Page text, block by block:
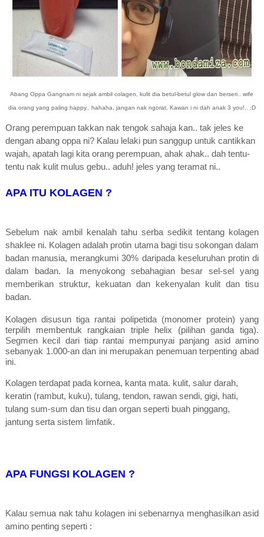
Abang Oppa Gangnam ni sejak ambil colagen, kulit dia betul-betul glow dan berseri.. wife
dia orang yang paling happy.. hahaha, jangan nak ngorat, Kawan i ni dah anak 3 you!.. :D
Orang perempuan takkan nak tengok sahaja kan.. tak jeles ke
dengan abang oppa ni? Kalau lelaki pun sanggup untuk cantikkan
wajah, apatah lagi kita orang perempuan, ahak ahak.. dah tentu-
tentu nak kulit mulus gebu.. aduh! jeles yang teramat ni..
APA ITU KOLAGEN ?
Sebelum nak ambil kenalah tahu serba sedikit tentang kolagen
shaklee ni. Kolagen adalah protin utama bagi tisu sokongan dalam
badan manusia, merangkumi 30% daripada keseluruhan protin di
dalam badan. Ia menyokong sebahagian besar sel-sel yang
memberikan struktur, kekuatan dan kekenyalan kulit dan tisu
badan.
Kolagen disusun tiga rantai polipetida (monomer protein) yang
terpilih membentuk rangkaian triple helix (pilihan ganda tiga).
Segmen kecil dari tiap rantai mempunyai panjang asid amino
sebanyak 1.000-an dan ini merupakan penemuan terpenting abad
ini.
Kolagen terdapat pada kornea, kanta mata. kulit, salur darah,
keratin (rambut, kuku), tulang, tendon, rawan sendi, gigi, hati,
tulang sum-sum dan tisu dan organ seperti buah pinggang,
jantung serta sistem limfatik.
APA FUNGSI KOLAGEN ?
Kalau semua nak tahu kolagen ini sebenarnya menghasilkan asid
amino penting seperti :